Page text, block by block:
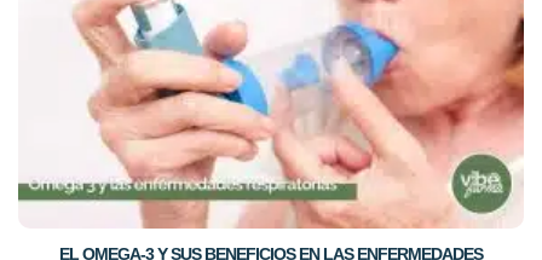
EL OMEGA-3 Y SUS BENEFICIOS EN LAS ENFERMEDADES